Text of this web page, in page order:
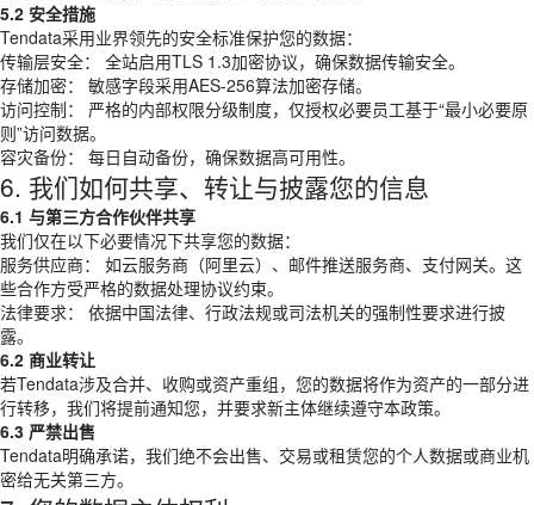
5.2 安全措施
Tendata采用业界领先的安全标准保护您的数据：
传输层安全： 全站启用TLS 1.3加密协议，确保数据传输安全。
存储加密： 敏感字段采用AES-256算法加密存储。
访问控制： 严格的内部权限分级制度，仅授权必要员工基于“最小必要原
则”访问数据。
容灾备份： 每日自动备份，确保数据高可用性。
6. 我们如何共享、转让与披露您的信息
6.1 与第三方合作伙伴共享
我们仅在以下必要情况下共享您的数据：
服务供应商： 如云服务商（阿里云）、邮件推送服务商、支付网关。这
些合作方受严格的数据处理协议约束。
法律要求： 依据中国法律、行政法规或司法机关的强制性要求进行披
露。
6.2 商业转让
若Tendata涉及合并、收购或资产重组，您的数据将作为资产的一部分进
行转移，我们将提前通知您，并要求新主体继续遵守本政策。
6.3 严禁出售
Tendata明确承诺，我们绝不会出售、交易或租赁您的个人数据或商业机
密给无关第三方。